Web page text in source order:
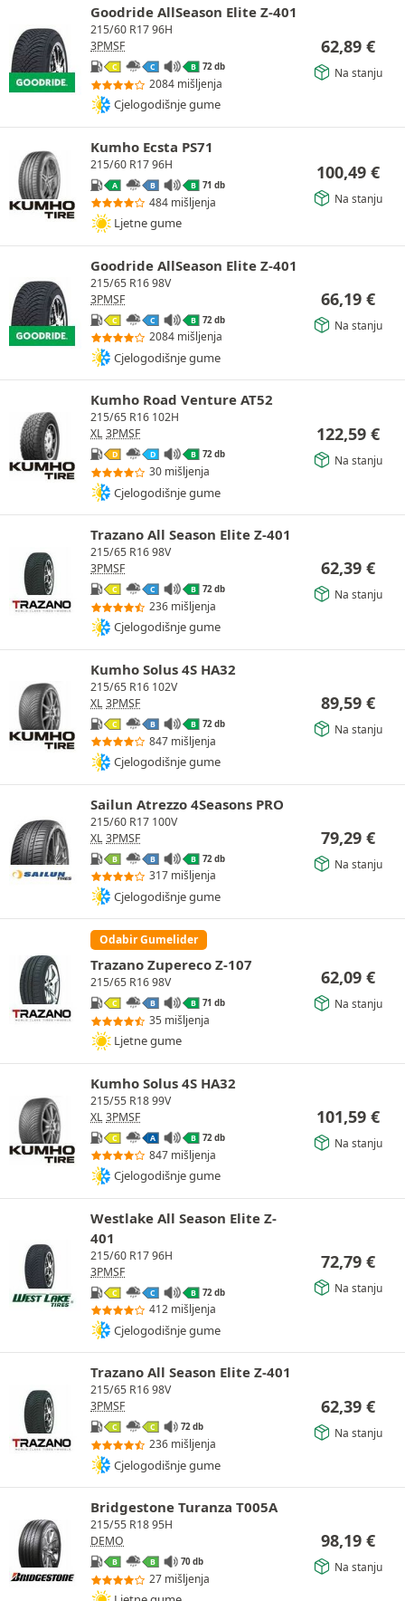
Goodride AllSeason Elite Z-401
215/60 R17 96H
3PMSF
C C B 72 db
2084 mišljenja
Cjelogodišnje gume
62,89 €
Na stanju
Kumho Ecsta PS71
215/60 R17 96H
A B B 71 db
484 mišljenja
Ljetne gume
100,49 €
Na stanju
Goodride AllSeason Elite Z-401
215/65 R16 98V
3PMSF
C C B 72 db
2084 mišljenja
Cjelogodišnje gume
66,19 €
Na stanju
Kumho Road Venture AT52
215/65 R16 102H
XL 3PMSF
D D B 72 db
30 mišljenja
Cjelogodišnje gume
122,59 €
Na stanju
Trazano All Season Elite Z-401
215/65 R16 98V
3PMSF
C C B 72 db
236 mišljenja
Cjelogodišnje gume
62,39 €
Na stanju
Kumho Solus 4S HA32
215/65 R16 102V
XL 3PMSF
C B B 72 db
847 mišljenja
Cjelogodišnje gume
89,59 €
Na stanju
Sailun Atrezzo 4Seasons PRO
215/60 R17 100V
XL 3PMSF
B B B 72 db
317 mišljenja
Cjelogodišnje gume
79,29 €
Na stanju
Odabir Gumelider
Trazano Zupereco Z-107
215/65 R16 98V
C B B 71 db
35 mišljenja
Ljetne gume
62,09 €
Na stanju
Kumho Solus 4S HA32
215/55 R18 99V
XL 3PMSF
C A B 72 db
847 mišljenja
Cjelogodišnje gume
101,59 €
Na stanju
Westlake All Season Elite Z-
401
215/60 R17 96H
3PMSF
C C B 72 db
412 mišljenja
Cjelogodišnje gume
72,79 €
Na stanju
Trazano All Season Elite Z-401
215/65 R16 98V
3PMSF
C C 72 db
236 mišljenja
Cjelogodišnje gume
62,39 €
Na stanju
Bridgestone Turanza T005A
215/55 R18 95H
DEMO
B B 70 db
27 mišljenja
98,19 €
Na stanju